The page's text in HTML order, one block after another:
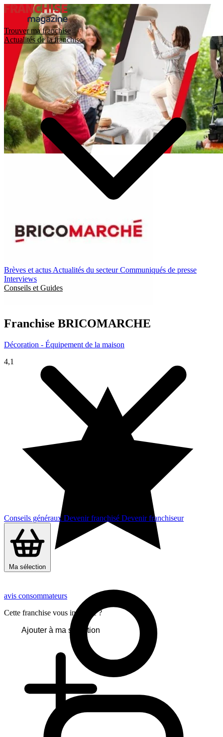
Trouver ma franchise
Actualités de la franchise
Brèves et actus Actualités du secteurCommuniqués de presse
Interviews
Conseils et Guides
Conseils généraux Devenir franchisé Devenir franchiseur
Ma sélection
Franchise BRICOMARCHE
Décoration - Équipement de la maison
4,1
avis consommateurs
Cette franchise vous intéresse ?
Ajouter à ma sélection